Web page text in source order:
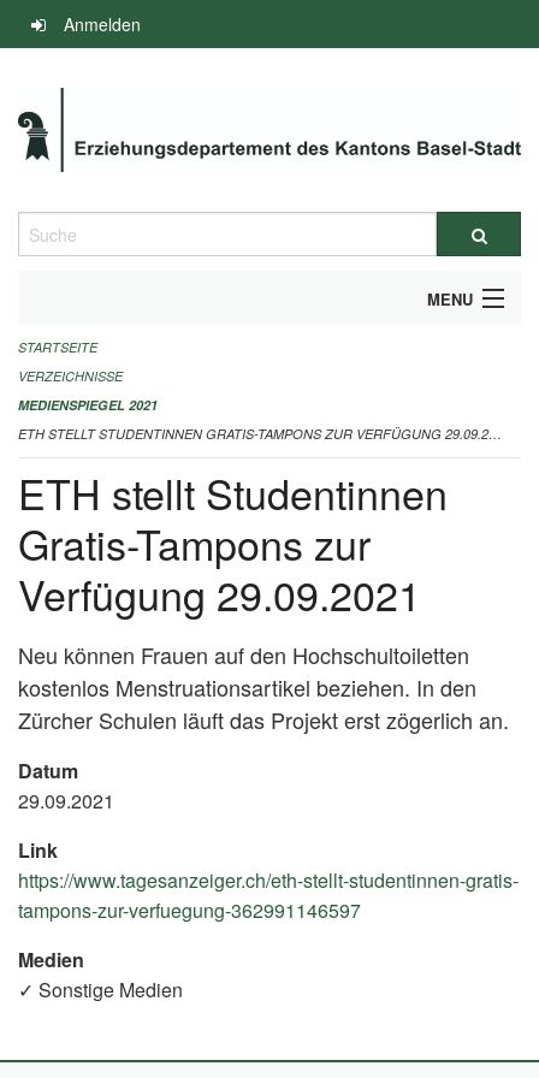
Navigation
überspringen
Anmelden
Suche
MENU
INFOS ZUM ED-MEDIENSPIEGEL
IMPRESSUM
STARTSEITE
VERZEICHNISSE
MEDIENSPIEGEL 2021
ETH STELLT STUDENTINNEN GRATIS-TAMPONS ZUR VERFÜGUNG 29.09.2021
ETH stellt Studentinnen
Gratis-Tampons zur
Verfügung 29.09.2021
Neu können Frauen auf den Hochschultoiletten
kostenlos Menstruationsartikel beziehen. In den
Zürcher Schulen läuft das Projekt erst zögerlich an.
Datum
29.09.2021
Link
https://www.tagesanzeiger.ch/eth-stellt-studentinnen-gratis-
tampons-zur-verfuegung-362991146597
Medien
✓ Sonstige Medien